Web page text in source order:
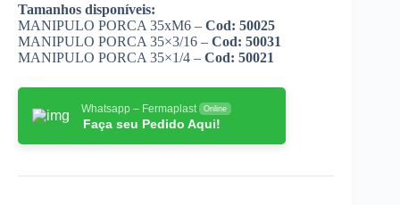
Tamanhos disponíveis:
MANIPULO PORCA 35xM6 – Cod: 50025
MANIPULO PORCA 35×3/16 – Cod: 50031
MANIPULO PORCA 35×1/4 – Cod: 50021
Whatsapp – Fermaplast Online
Faça seu Pedido Aqui!